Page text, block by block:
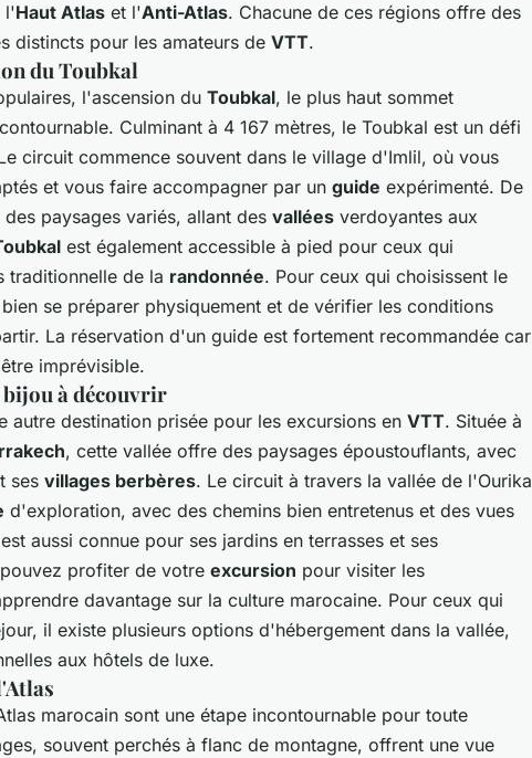
l'Haut Atlas et l'Anti-Atlas. Chacune de ces régions offre des
distincts pour les amateurs de VTT.
du Toubkal
l'ascension du Toubkal, le plus haut sommet
Culminant à 4 167 mètres, le Toubkal est un défi
circuit commence souvent dans le village d'Imlil, où vous
et vous faire accompagner par un guide expérimenté. De
paysages variés, allant des vallées verdoyantes aux
est également accessible à pied pour ceux qui
traditionnelle de la randonnée. Pour ceux qui choisissent le
se préparer physiquement et de vérifier les conditions
La réservation d'un guide est fortement recommandée car
imprévisible.
bijou à découvrir
autre destination prisée pour les excursions en VTT. Située à
, cette vallée offre des paysages époustouflants, avec
ses villages berbères. Le circuit à travers la vallée de l'Ourika
d'exploration, avec des chemins bien entretenus et des vues
aussi connue pour ses jardins en terrasses et ses
profiter de votre excursion pour visiter les
davantage sur la culture marocaine. Pour ceux qui
il existe plusieurs options d'hébergement dans la vallée,
aux hôtels de luxe.
marocain sont une étape incontournable pour toute
souvent perchés à flanc de montagne, offrent une vue